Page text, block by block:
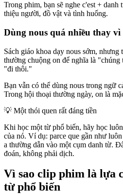
Trong phim, bạn sẽ nghe c'est +
thiệu người, đồ vật và tình huống.
Dùng nous quá nhiều thay vì
Sách giáo khoa dạy nous sớm, nhưng
thường chuộng on để nghĩa là "chúng
"đi thôi."
Bạn vẫn có thể dùng nous trong ngữ
Trong hội thoại thường ngày, on là
💡 Một thói quen rất đáng tiền
Khi học một từ phổ biến, hãy học
của nó. Ví dụ: parce que gần như
a thường dẫn vào một cụm danh từ.
đoán, không phải dịch.
Vì sao clip phim là lựa
từ phổ biến